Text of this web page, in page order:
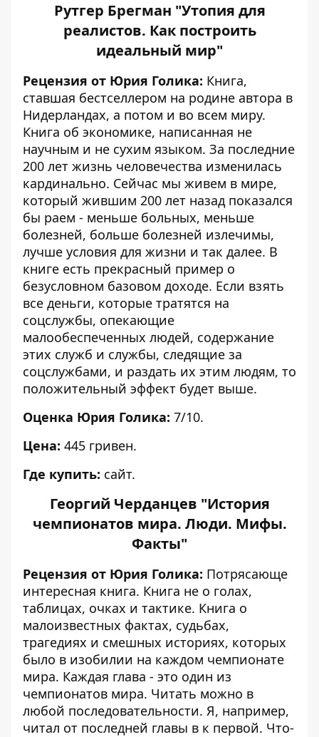
Рутгер Брегман "Утопия для
реалистов. Как построить
идеальный мир"
Рецензия от Юрия Голика: Книга,
ставшая бестселлером на родине автора в
Нидерландах, а потом и во всем миру.
Книга об экономике, написанная не
научным и не сухим языком. За последние
200 лет жизнь человечества изменилась
кардинально. Сейчас мы живем в мире,
который жившим 200 лет назад показался
бы раем - меньше больных, меньше
болезней, больше болезней излечимы,
лучше условия для жизни и так далее. В
книге есть прекрасный пример о
безусловном базовом доходе. Если взять
все деньги, которые тратятся на
соцслужбы, опекающие
малообеспеченных людей, содержание
этих служб и службы, следящие за
соцслужбами, и раздать их этим людям, то
положительный эффект будет выше.
Оценка Юрия Голика: 7/10.
Цена: 445 гривен.
Где купить: сайт.
Георгий Черданцев "История
чемпионатов мира. Люди. Мифы.
Факты"
Рецензия от Юрия Голика: Потрясающе
интересная книга. Книга не о голах,
таблицах, очках и тактике. Книга о
малоизвестных фактах, судьбах,
трагедиях и смешных историях, которых
было в изобилии на каждом чемпионате
мира. Каждая глава - это один из
чемпионатов мира. Читать можно в
любой последовательности. Я, например,
читал от последней главы в к первой. Что-